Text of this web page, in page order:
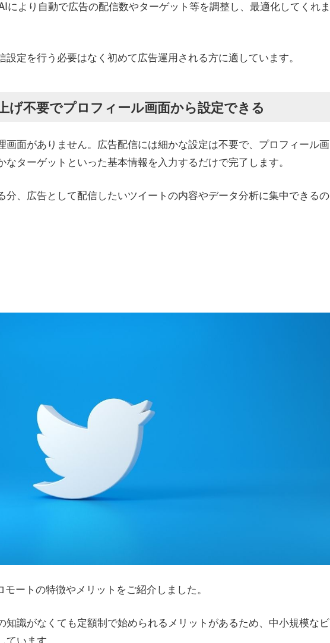
により自動で広告の配信数やターゲット等を調整し、最適化してくれま
定を行う必要はなく初めて広告運用される方に適しています。
げ不要でプロフィール画面から設定できる
画面がありません。広告配信には細かな設定は不要で、プロフィール画
ターゲットといった基本情報を入力するだけで完了します。
分、広告として配信したいツイートの内容やデータ分析に集中できるの
ートの特徴やメリットをご紹介しました。
知識がなくても定額制で始められるメリットがあるため、中小規模なビ
います。